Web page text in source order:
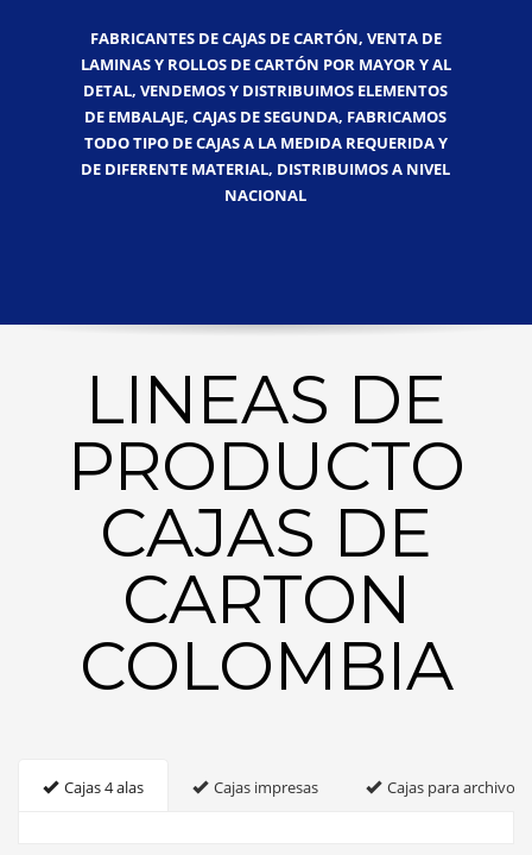
FABRICANTES DE CAJAS DE CARTÓN, VENTA DE
LAMINAS Y ROLLOS DE CARTÓN POR MAYOR Y AL
DETAL, VENDEMOS Y DISTRIBUIMOS ELEMENTOS
DE EMBALAJE, CAJAS DE SEGUNDA, FABRICAMOS
TODO TIPO DE CAJAS A LA MEDIDA REQUERIDA Y
DE DIFERENTE MATERIAL, DISTRIBUIMOS A NIVEL
NACIONAL
LINEAS DE
PRODUCTO
CAJAS DE
CARTON
COLOMBIA
Cajas 4 alas Cajas impresas Cajas para archivo